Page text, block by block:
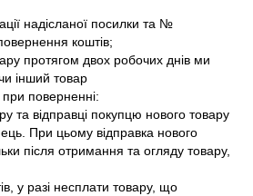
надісланої посилки та №
коштів;
протягом двох робочих днів ми
інший товар
поверненні:
та відправці покупцю нового товару
При цьому відправка нового
після отримання та огляду товару,
у разі несплати товару, що